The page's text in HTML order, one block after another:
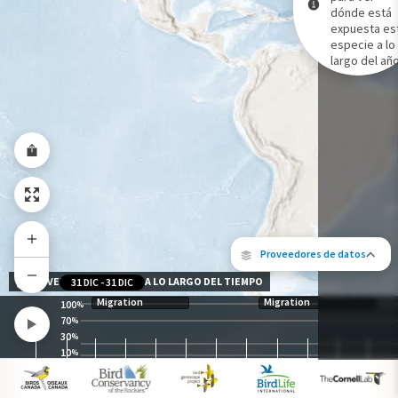
Proveedores de datos
Los siguientes socios contribuyeron
Gama de especies por estación
Gama de verano
Rango de invierno
Rango a lo largo del año
dónde está
expuesta
especie a lo
largo del
100%
70%
30%
10%
Migration Migration
31 DIC -31 DIC
NIVEL DE EXPOSICIÓN A LO LARGO DEL TIEMPO